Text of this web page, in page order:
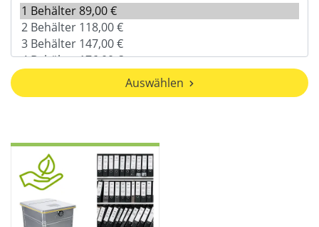
Auswählen